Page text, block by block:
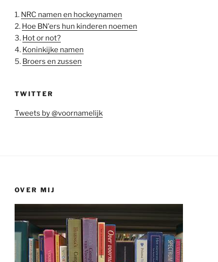
1. NRC namen en hockeynamen
2. Hoe BN'ers hun kinderen noemen
3. Hot or not?
4. Koninkijke namen
5. Broers en zussen
TWITTER
Tweets by @voornamelijk
OVER MIJ